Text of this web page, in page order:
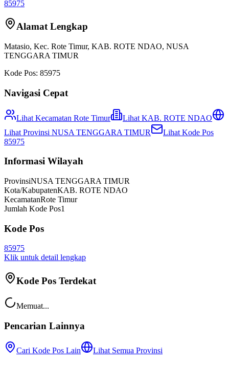
85975
Alamat Lengkap
Matasio, Kec. Rote Timur, KAB. ROTE NDAO, NUSA
TENGGARA TIMUR
Kode Pos: 85975
Navigasi Cepat
Lihat Kecamatan Rote Timur Lihat KAB. ROTE NDAO
Lihat Provinsi NUSA TENGGARA TIMUR
Lihat Kode Pos
85975
Informasi Wilayah
ProvinsiNUSA TENGGARA TIMUR
Kota/KabupatenKAB. ROTE NDAO
KecamatanRote Timur
Jumlah Kode Pos1
Kode Pos
85975
Klik untuk detail lengkap
Kode Pos Terdekat
Memuat...
Pencarian Lainnya
Cari Kode Pos Lain Lihat Semua Provinsi